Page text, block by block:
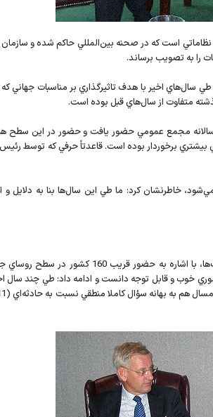
نظاماتي است كه در صحنه بين‌المللي حاكم شده و
را به تصويب برساند.
اخير با هدف تاثيرگذاري بر مناسبات جهاني
متفاوت از سال‌هاي قبل بوده است.
مجمع عمومي حضور يافت و حضور در اين سطح
بيشتري برخوردار بوده است. قاعدتاً حرفي كه
خاطرنشان كرد: ما طي اين سال‌ها بنا به دلايل
وزير خارجه كشورمان در ادامه اين گفت‌وگو در خصوص ترك جلسه
و قابل توجه دانست و ادامه داد: طي چند سال